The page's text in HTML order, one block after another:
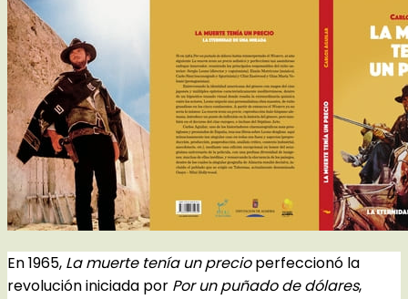
En 1965, La muerte tenía un precioperfeccionó la
revolución iniciada por Por un puñado de dólares,